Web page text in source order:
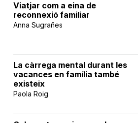
Viatjar com a eina de
reconnexió familiar
Anna Sugrañes
La càrrega mental durant les
vacances en família també
existeix
Paola Roig